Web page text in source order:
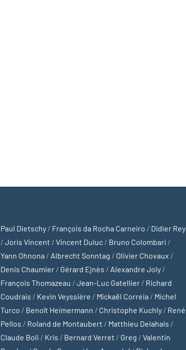
Paul Dietschy/ François da Rocha Carneiro / Didier Rey
/ Joris Vincent / Vincent Duluc/ Bruno Colombari /
Yann Ohnona / Albrecht Sonntag / Olivier Chovaux /
Denis Chaumier/ Gérard Ejnès / Alexandre Joly/
François Thomazeau / Jean-Luc Gatellier/ Richard
Coudrais / Kevin Veyssière / Mickaël Correia / Michel
Turco / Benoît Heimermann / Christophe Kuchly/ René
Pellos / Roland de Montaubert / Matthieu Delahais /
Claude Boli / Kris / Bernard Verret / Greg / Valentin